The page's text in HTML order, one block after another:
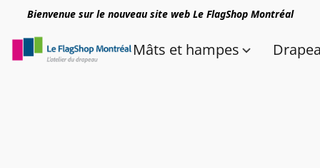
Bienvenue sur le nouveau site web Le FlagShop Montréal
Mâts et hampes